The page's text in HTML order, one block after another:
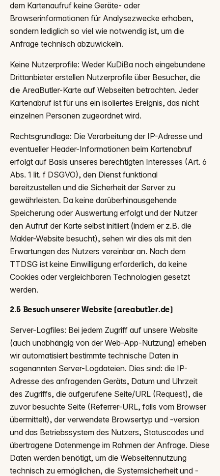
dem Kartenaufruf keine Geräte- oder
Browserinformationen für Analysezwecke erhoben,
sondern lediglich so viel wie notwendig ist, um die
Anfrage technisch abzuwickeln.
Keine Nutzerprofile: Weder KuDiBa noch eingebundene
Drittanbieter erstellen Nutzerprofile über Besucher, die
die AreaButler-Karte auf Webseiten betrachten. Jeder
Kartenabruf ist für uns ein isoliertes Ereignis, das nicht
einzelnen Personen zugeordnet wird.
Rechtsgrundlage: Die Verarbeitung der IP-Adresse und
eventueller Header-Informationen beim Kartenabruf
erfolgt auf Basis unseres berechtigten Interesses (Art. 6
Abs. 1 lit. f DSGVO), den Dienst funktional
bereitzustellen und die Sicherheit der Server zu
gewährleisten. Da keine darüberhinausgehende
Speicherung oder Auswertung erfolgt und der Nutzer
den Aufruf der Karte selbst initiiert (indem er z.B. die
Makler-Website besucht), sehen wir dies als mit den
Erwartungen des Nutzers vereinbar an. Nach dem
TTDSG ist keine Einwilligung erforderlich, da keine
Cookies oder vergleichbaren Technologien gesetzt
werden.
2.5 Besuch unserer Website (areabutler.de)
Server-Logfiles: Bei jedem Zugriff auf unsere Website
(auch unabhängig von der Web-App-Nutzung) erheben
wir automatisiert bestimmte technische Daten in
sogenannten Server-Logdateien. Dies sind: die IP-
Adresse des anfragenden Geräts, Datum und Uhrzeit
des Zugriffs, die aufgerufene Seite/URL (Request), die
zuvor besuchte Seite (Referrer-URL, falls vom Browser
übermittelt), der verwendete Browsertyp und -version
und das Betriebssystem des Nutzers, Statuscodes und
übertragene Datenmenge im Rahmen der Anfrage. Diese
Daten werden benötigt, um die Webseitennutzung
technisch zu ermöglichen, die Systemsicherheit und -